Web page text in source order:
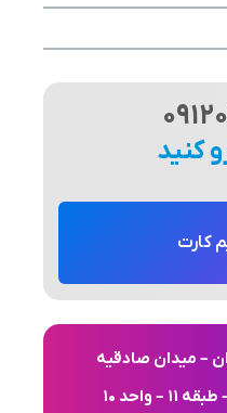
کنید
کارت
– میدان صادقیه
واحد 10